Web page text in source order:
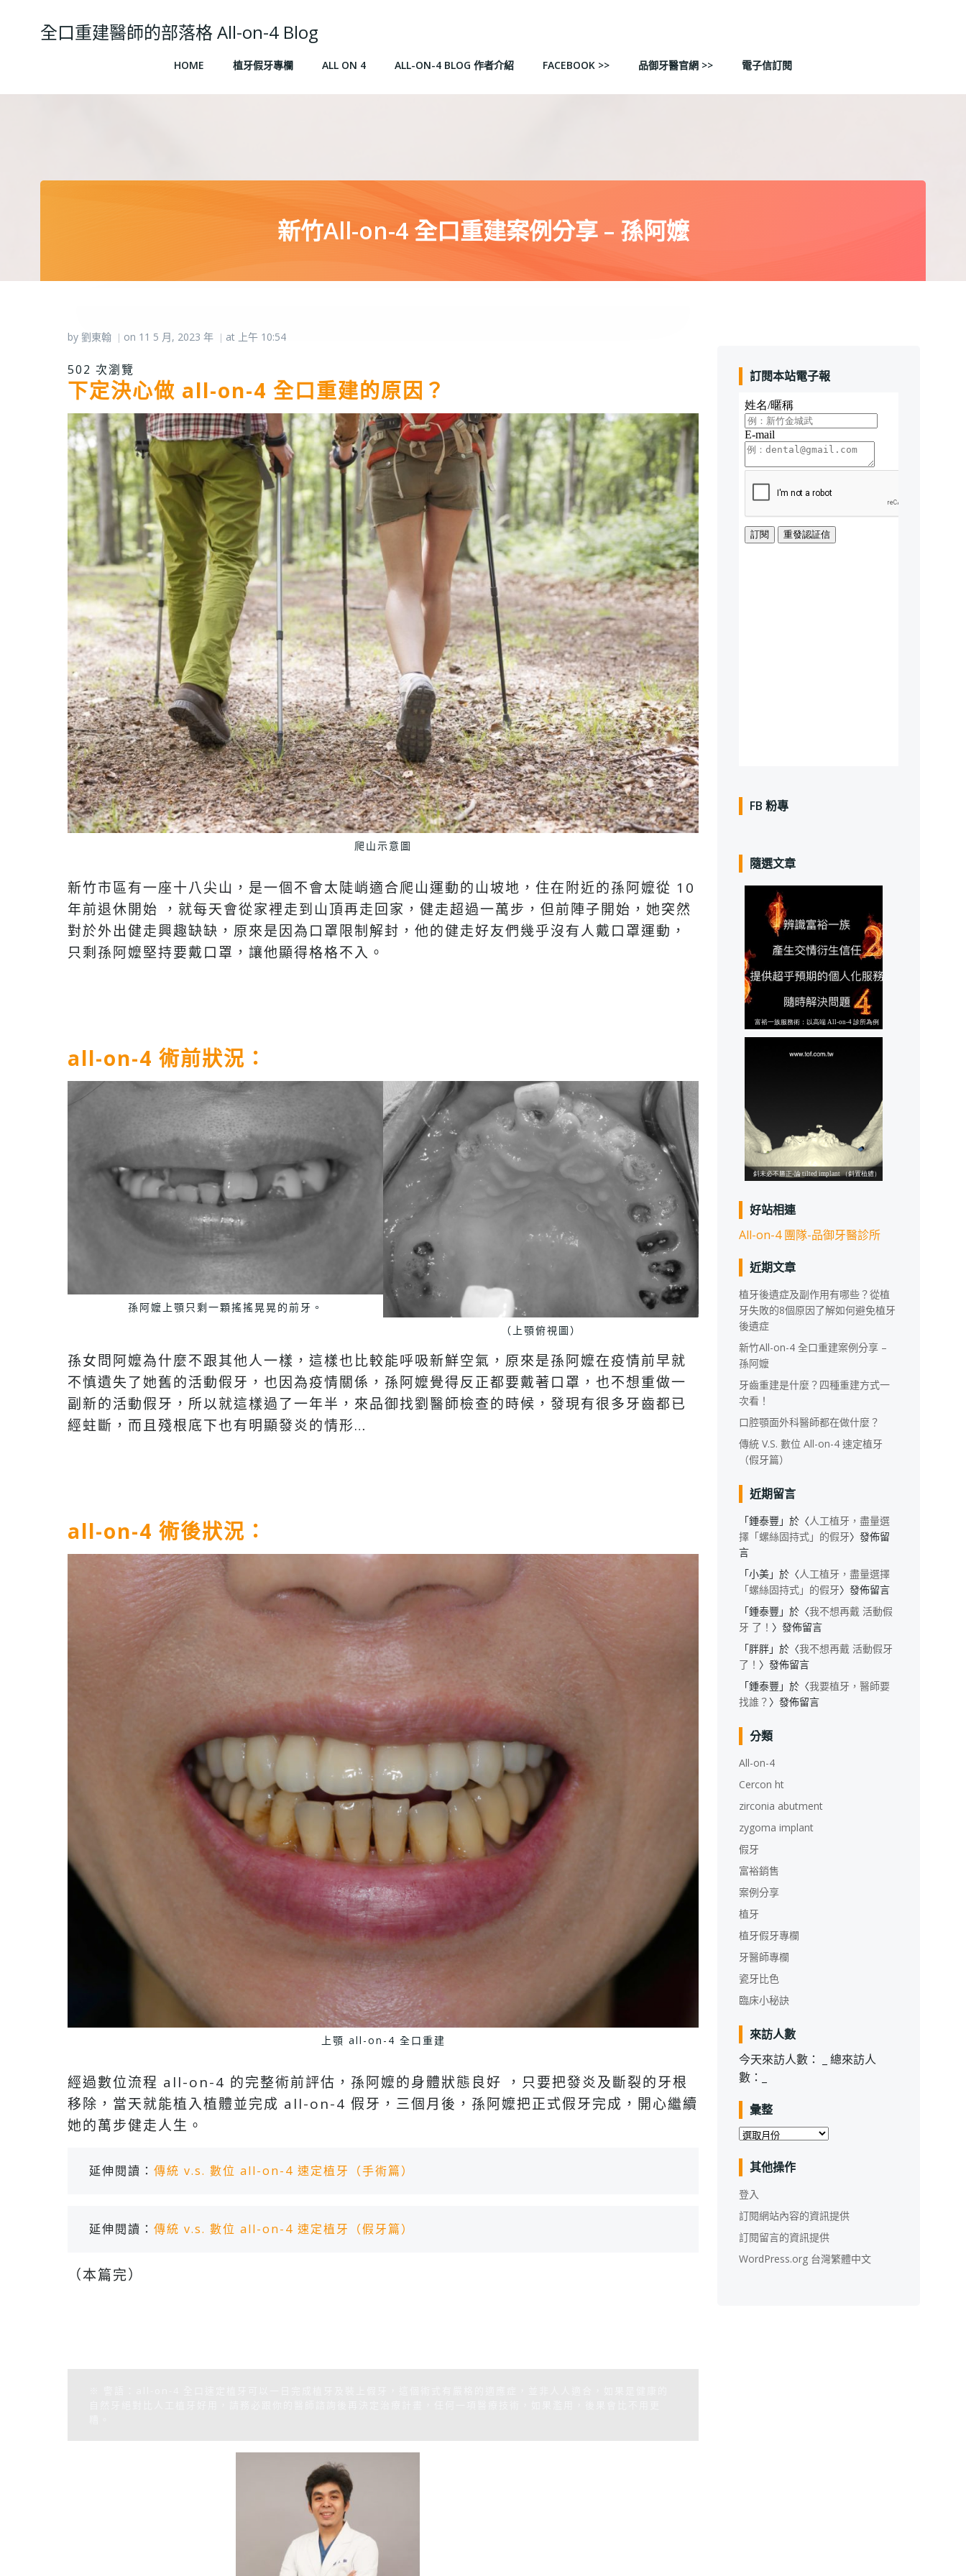
全口重建醫師的部落格 All-on-4 Blog
HOME 植牙假牙專欄 ALL ON 4 ALL-ON-4 BLOG 作者介紹 FACEBOOK >> 品御牙醫官網 >> 電子信訂閱
新竹All-on-4 全口重建案例分享 – 孫阿嬤
by 劉東翰 | on 11 5 月, 2023 年 | at 上午 10:54
502 次瀏覽
下定決心做 all-on-4 全口重建的原因？
爬山示意圖
新竹市區有一座十八尖山，是一個不會太陡峭適合爬山運動的山坡地，住在附近的孫阿嬤從 10
年前退休開始 ，就每天會從家裡走到山頂再走回家，健走超過一萬步，但前陣子開始，她突然
對於外出健走興趣缺缺，原來是因為口罩限制解封，他的健走好友們幾乎沒有人戴口罩運動，
只剩孫阿嬤堅持要戴口罩，讓他顯得格格不入。
all-on-4 術前狀況：
孫阿嬤上顎只剩一顆搖搖晃晃的前牙。
（上顎俯視圖）
孫女問阿嬤為什麼不跟其他人一樣，這樣也比較能呼吸新鮮空氣，原來是孫阿嬤在疫情前早就
不慎遺失了她舊的活動假牙，也因為疫情關係，孫阿嬤覺得反正都要戴著口罩，也不想重做一
副新的活動假牙，所以就這樣過了一年半，來品御找劉醫師檢查的時候，發現有很多牙齒都已
經蛀斷，而且殘根底下也有明顯發炎的情形…
all-on-4 術後狀況：
上顎 all-on-4 全口重建
經過數位流程 all-on-4 的完整術前評估，孫阿嬤的身體狀態良好 ，只要把發炎及斷裂的牙根
移除，當天就能植入植體並完成 all-on-4 假牙，三個月後，孫阿嬤把正式假牙完成，開心繼續
她的萬步健走人生。
延伸閱讀： 傳統 v.s. 數位 all-on-4 速定植牙（手術篇）
延伸閱讀： 傳統 v.s. 數位 all-on-4 速定植牙（假牙篇）
（本篇完）
訂閱本站電子報
FB 粉專
隨選文章
好站相連
All-on-4 團隊-品御牙醫診所
近期文章
植牙後遺症及副作用有哪些？從植
牙失敗的8個原因了解如何避免植牙
後遺症
新竹All-on-4 全口重建案例分享 –
孫阿嬤
牙齒重建是什麼？四種重建方式一
次看！
口腔顎面外科醫師都在做什麼？
傳統 V.S. 數位 All-on-4 速定植牙
（假牙篇）
近期留言
「鍾泰豐 」於〈人工植牙，盡量選
擇「螺絲固持式」的假牙〉發佈留
言
「小美」於〈人工植牙，盡量選擇
「螺絲固持式」的假牙〉發佈留言
「鍾泰豐 」於〈我不想再戴 活動假
牙 了！ 〉發佈留言
「胖胖」於〈我不想再戴 活動假牙
了！ 〉發佈留言
「鍾泰豐 」於〈我要植牙，醫師要
找誰？ 〉發佈留言
分類
All-on-4
Cercon ht
zirconia abutment
zygoma implant
假牙
富裕銷售
案例分享
植牙
植牙假牙專欄
牙醫師專欄
瓷牙比色
臨床小秘訣
來訪人數
今天來訪人數：
總來訪人
數：
彙整
彙
其他操作
登入
訂閱網站內容的資訊提供
訂閱留言的資訊提供
WordPress.org 台灣繁體中文